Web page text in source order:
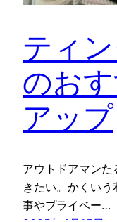
ティ
のお
アップ
アウトドアマン
きたい。かくいう
事やプライベー…